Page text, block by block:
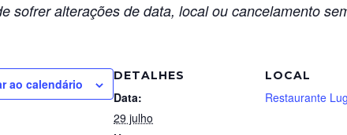
sofrer alterações de data, local ou cancelamento
ao calendário
DETALHES
Data:
29 julho
LOCAL
Restaurante